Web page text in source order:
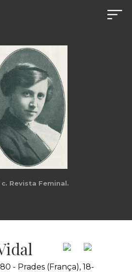
Revista Feminal.
- Prades (França), 18-